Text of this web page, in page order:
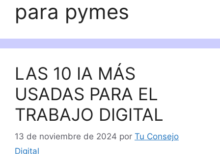
para pymes
LAS 10 IA MÁS
USADAS PARA EL
TRABAJO DIGITAL
13 de noviembre de 2024 por Tu Consejo
Digital